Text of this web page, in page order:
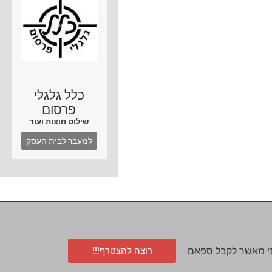
כלל גלגלי
פרסום
שילוט חוצות ועוד
למעבר לבית העסק
מאשר לקבל ספאם רוצה להצטרף!!!